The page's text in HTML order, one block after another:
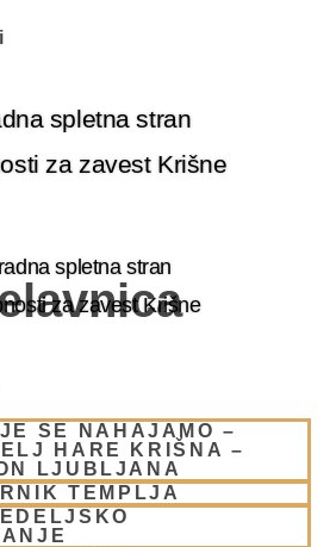
spletna stran
za zavest Krišne
spletna stran
za zavest Krišne
SE NAHAJAMO –
HARE KRIŠNA –
LJUBLJANA
TEMPLJA